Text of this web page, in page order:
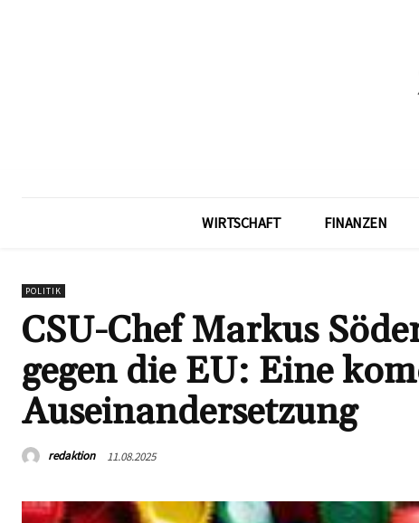
WIRTSCHAFT FINANZEN
POLITIK
CSU-Chef Markus
gegen die EU: Eine
Auseinandersetzung
redaktion 11.08.2025